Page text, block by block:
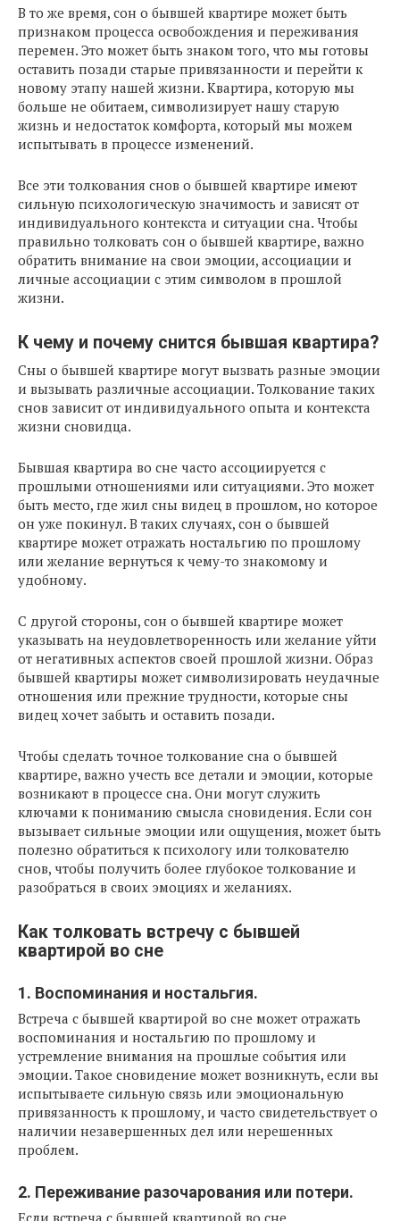
В то же время, сон о бывшей квартире может быть
признаком процесса освобождения и переживания
перемен. Это может быть знаком того, что мы готовы
оставить позади старые привязанности и перейти к
новому этапу нашей жизни. Квартира, которую мы
больше не обитаем, символизирует нашу старую
жизнь и недостаток комфорта, который мы можем
испытывать в процессе изменений.
Все эти толкования снов о бывшей квартире имеют
сильную психологическую значимость и зависят от
индивидуального контекста и ситуации сна. Чтобы
правильно толковать сон о бывшей квартире, важно
обратить внимание на свои эмоции, ассоциации и
личные ассоциации с этим символом в прошлой
жизни.
К чему и почему снится бывшая квартира?
Сны о бывшей квартире могут вызвать разные эмоции
и вызывать различные ассоциации. Толкование таких
снов зависит от индивидуального опыта и контекста
жизни сновидца.
Бывшая квартира во сне часто ассоциируется с
прошлыми отношениями или ситуациями. Это может
быть место, где жил сны видец в прошлом, но которое
он уже покинул. В таких случаях, сон о бывшей
квартире может отражать ностальгию по прошлому
или желание вернуться к чему-то знакомому и
удобному.
С другой стороны, сон о бывшей квартире может
указывать на неудовлетворенность или желание уйти
от негативных аспектов своей прошлой жизни. Образ
бывшей квартиры может символизировать неудачные
отношения или прежние трудности, которые сны
видец хочет забыть и оставить позади.
Чтобы сделать точное толкование сна о бывшей
квартире, важно учесть все детали и эмоции, которые
возникают в процессе сна. Они могут служить
ключами к пониманию смысла сновидения. Если сон
вызывает сильные эмоции или ощущения, может быть
полезно обратиться к психологу или толкователю
снов, чтобы получить более глубокое толкование и
разобраться в своих эмоциях и желаниях.
Как толковать встречу с бывшей
квартирой во сне
1. Воспоминания и ностальгия.
Встреча с бывшей квартирой во сне может отражать
воспоминания и ностальгию по прошлому и
устремление внимания на прошлые события или
эмоции. Такое сновидение может возникнуть, если вы
испытываете сильную связь или эмоциональную
привязанность к прошлому, и часто свидетельствует о
наличии незавершенных дел или нерешенных
проблем.
2. Переживание разочарования или потери.